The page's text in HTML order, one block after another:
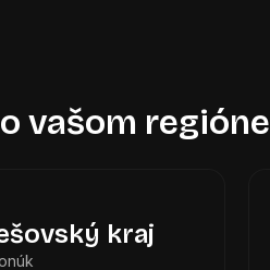
vašom regióne
kraj